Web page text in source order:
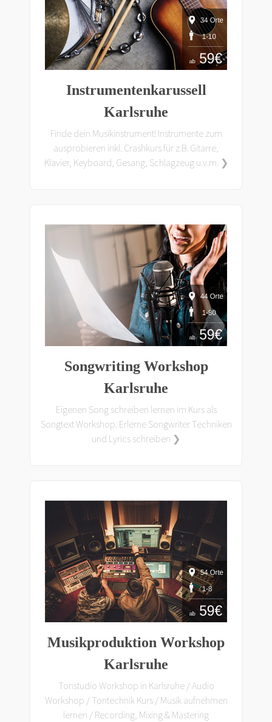
Instrumentenkarussell
Karlsruhe
Finde dein Musikinstrument! Instrumente zum
ausprobieren inkl. Crashkurs für z.B. Gitarre,
Klavier, Keyboard, Gesang, Schlagzeug u.v.m. ❯
Songwriting Workshop
Karlsruhe
Eigenen Song schreiben lernen im Kurs als
Songtext Workshop. Erlerne Songwriter Techniken
und Lyrics schreiben ❯
Musikproduktion Workshop
Karlsruhe
Tonstudio Workshop in Karlsruhe / Audio
Workshop / Tontechnik Kurs / Musik aufnehmen
lernen / Recording, Mixing & Mastering